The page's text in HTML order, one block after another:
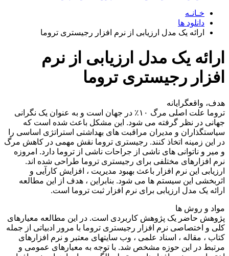
خـانـه
دانلود ها
ارائه یک مدل ارزیابی از نرم افزار رجیستری تروما
ارائه یک مدل ارزیابی از نرم
افزار رجیستری تروما
هدف، واقعگرایانه
تروما علت اصلی مرگ ۱۰٪ در جهان است و به عنوان یک نگرانی
جهانی در نظر گرفته می شود. این مشکل باعث شده است که
سیاستگذاران و مدیران مراقبت های بهداشتی استراتژی اساسی را
در این زمینه اتخاذ کنند. رجیستری تروما نقش مهمی در کاهش مرگ
و میر و ناتوانی های ناشی از جراحات ناشی از تروما دارد. امروزه
نرم افزارهای مختلفی برای رجیستری تروما طراحی شده اند.
ارزیابی این نرم افزار باعث بهبود مدیریت ، افزایش کارآیی و
اثربخشی این سیستم ها می شود. بنابراین ، هدف از این مطالعه
ارائه یک مدل ارزیابی برای نرم افزار ثبت تروما است.
مواد و روش ها
پژوهش حاضر یک پژوهش کاربردی است. در این مطالعه معیارهای
کلی و اختصاصی نرم افزار رجیستری تروما با مرور ادبیاتی از جمله
کتاب ، مقاله ، اسناد علمی ، وب سایتهای معتبر و نرم افزارهای
مرتبط در این حوزه مشخص شد. با توجه به معیارهای عمومی و